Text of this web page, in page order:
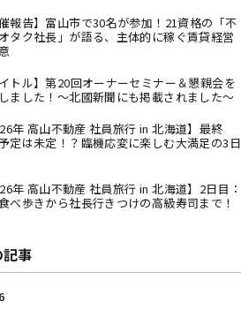
催報告】富山市で30名が参加！21資格の「不
タク社長」が語る、主体的に稼ぐ賃貸経営
イトル】第20回オーナーセミナー＆懇親会を
ました！〜北國新聞にも掲載されました〜
年 高山不動産 社員旅行 in 北海道】最終
定は未定！？臨機応変に楽しむ大満足の3日
年 高山不動産 社員旅行 in 北海道】2日目：
べ歩きから社長行きつけの高級寿司まで！
事